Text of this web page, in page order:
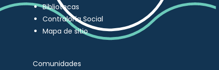
Bibliotecas
Contraloría Social
Mapa de sitio
Comunidades